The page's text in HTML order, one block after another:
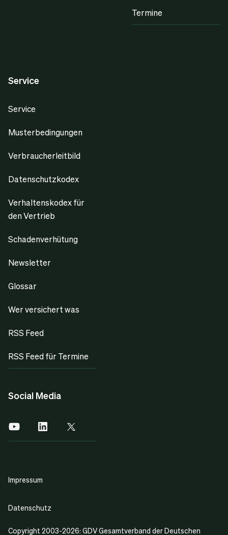
Termine
Service
Service
Musterbedingungen
Verbraucherleitbild
Datenschutzkodex
Verhaltenskodex für
den Vertrieb
Schadenverhütung
Newsletter
Glossar
Wer versichert was
RSS Feed
RSS Feed für Termine
Social Media
Copyright 2003-2026: GDV Gesamtverband der Deutschen
Impressum
Datenschutz